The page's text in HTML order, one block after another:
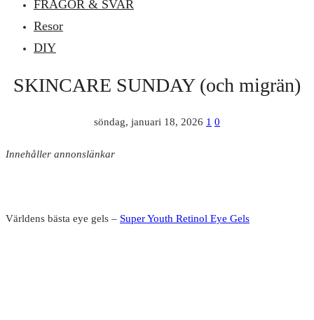
FRÅGOR & SVAR
Resor
DIY
SKINCARE SUNDAY (och migrän)
söndag, januari 18, 2026 1 0
Innehåller annonslänkar
Världens bästa eye gels – Super Youth Retinol Eye Gels